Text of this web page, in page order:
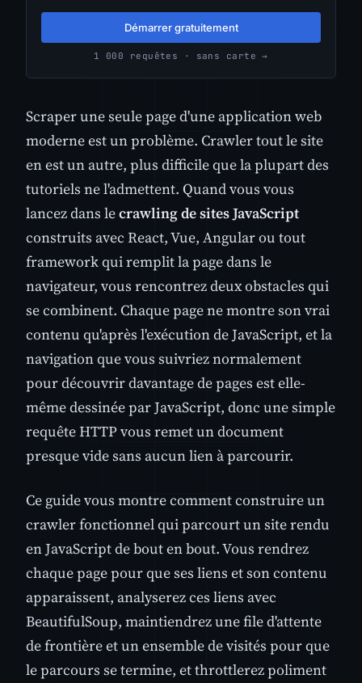
Démarrer gratuitement
1 000 requêtes · sans carte →
Scraper une seule page d'une application web
moderne est un problème. Crawler tout le site
en est un autre, plus difficile que la plupart des
tutoriels ne l'admettent. Quand vous vous
lancez dans lecrawling de sites JavaScript
construits avec React, Vue, Angular ou tout
framework qui remplit la page dans le
navigateur, vous rencontrez deux obstacles qui
se combinent. Chaque page ne montre son vrai
contenu qu'après l'exécution de JavaScript, et la
navigation que vous suivriez normalement
pour découvrir davantage de pages est elle-
même dessinée par JavaScript, donc une simple
requête HTTP vous remet un document
presque vide sans aucun lien à parcourir.
Ce guide vous montre comment construire un
crawler fonctionnel qui parcourt un site rendu
en JavaScript de bout en bout. Vous rendrez
chaque page pour que ses liens et son contenu
apparaissent, analyserez ces liens avec
BeautifulSoup, maintiendrez une file d'attente
de frontière et un ensemble de visités pour que
le parcours se termine, et throttlerez poliment